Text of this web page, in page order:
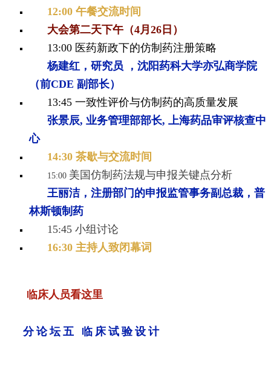
12:00 午餐交流时间
大会第二天下午（4月26日）
13:00 医药新政下的仿制药注册策略
杨建红，研究员 ，沈阳药科大学亦弘商学院
（前CDE 副部长）
13:45 一致性评价与仿制药的高质量发展
张景辰, 业务管理部部长, 上海药品审评核查中
心
14:30 茶歇与交流时间
15:00 美国仿制药法规与申报关键点分析
王丽洁，注册部门的申报监管事务副总裁，普
林斯顿制药
15:45 小组讨论
16:30 主持人致闭幕词
临床人员看这里
分论坛五 临床试验设计